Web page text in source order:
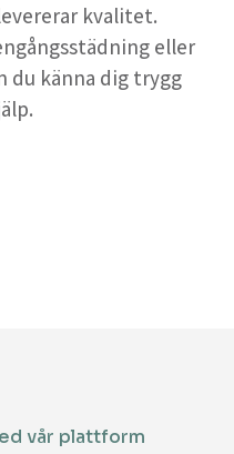
kvalitet.
eller
du känna dig trygg
vår plattform